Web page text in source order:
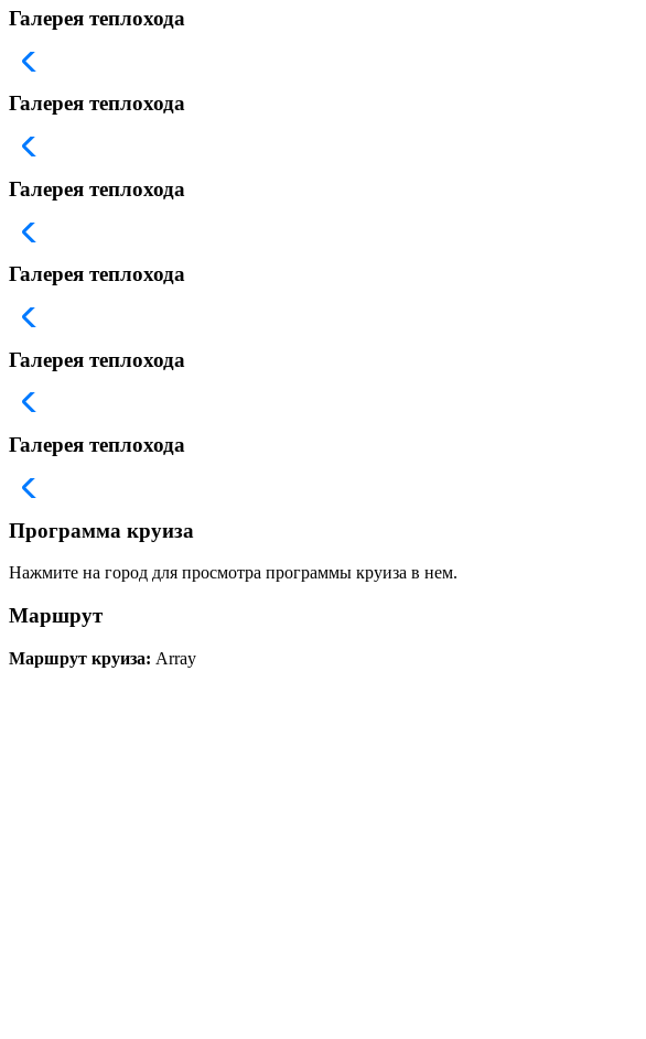
Галерея теплохода
Галерея теплохода
Галерея теплохода
Галерея теплохода
Галерея теплохода
Галерея теплохода
Программа круиза
Нажмите на город для просмотра программы круиза в нем.
Маршрут
Маршрут круиза: Array